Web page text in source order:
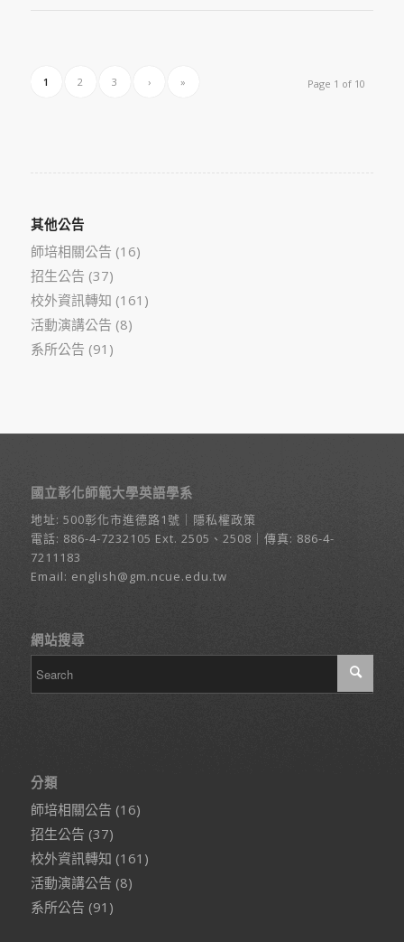
Page 1 of 10
1 2 3 › »
其他公告
師培相關公告 (16)
招生公告 (37)
校外資訊轉知 (161)
活動演講公告 (8)
系所公告 (91)
國立彰化師範大學英語學系
地址: 500彰化市進德路1號 ｜ 隱私權政策
電話: 886-4-7232105 Ext. 2505、2508｜傳真: 886-4-
7211183
Email: english@gm.ncue.edu.tw
網站搜尋
分類
師培相關公告 (16)
招生公告 (37)
校外資訊轉知 (161)
活動演講公告 (8)
系所公告 (91)